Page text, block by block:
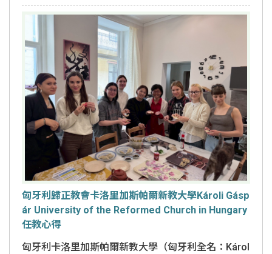
匈牙利歸正教會卡洛里加斯帕爾新教大學Károli Gásp
ár University of the Reformed Church in Hungary
任教心得
匈牙利卡洛里加斯帕爾新教大學（匈牙利全名：Károl